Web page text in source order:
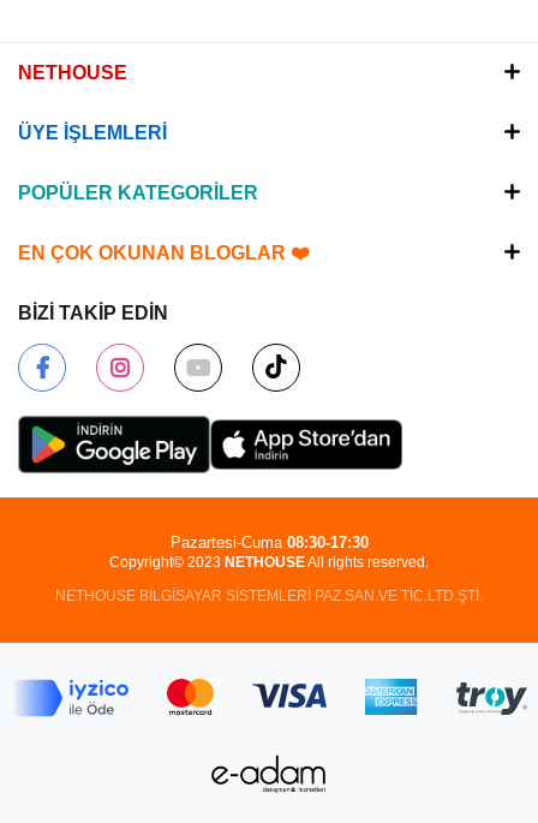
NETHOUSE
ÜYE İŞLEMLERİ
POPÜLER KATEGORİLER
EN ÇOK OKUNAN BLOGLAR ❤️
BİZİ TAKİP EDİN
Copyright© 2023 NETHOUSEAll rights reserved.
NETHOUSE BİLGİSAYAR SİSTEMLERİ PAZ.SAN.VE TİC.LTD.ŞTİ.
Pazartesi-Cuma 08:30-17:30